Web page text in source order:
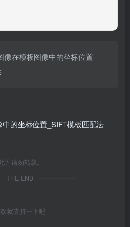
像在模板图像中的坐标位置
的坐标位置_SIFT模板匹配法
请勿转载。
THE END
就支持一下吧